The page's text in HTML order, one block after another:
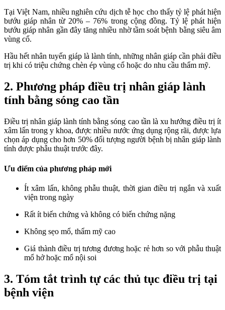
Tại Việt Nam, nhiều nghiên cứu dịch tễ học cho thấy tỷ lệ phát hiện
bướu giáp nhân từ 20% – 76% trong cộng đồng. Tỷ lệ phát hiện
bướu giáp nhân gần đây tăng nhiều nhờ tầm soát bệnh bằng siêu âm
vùng cổ.
Hầu hết nhân tuyến giáp là lành tính, những nhân giáp cần phải điều
trị khi có triệu chứng chèn ép vùng cổ hoặc do nhu cầu thẩm mỹ.
2. Phương pháp điều trị nhân giáp lành
tính bằng sóng cao tần
Điều trị nhân giáp lành tính bằng sóng cao tần là xu hướng điều trị ít
xâm lấn trong y khoa, được nhiều nước ứng dụng rộng rãi, được lựa
chọn áp dụng cho hơn 50% đối tượng người bệnh bị nhân giáp lành
tính được phẫu thuật trước đây.
Ưu điểm của phương pháp mới
Ít xâm lấn, không phẫu thuật, thời gian điều trị ngắn và xuất
viện trong ngày
Rất ít biến chứng và không có biến chứng nặng
Không sẹo mổ, thẩm mỹ cao
Giá thành điều trị tương đương hoặc rẻ hơn so với phẫu thuật
mổ hở hoặc mổ nội soi
3. Tóm tắt trình tự các thủ tục điều trị tại
bệnh viện